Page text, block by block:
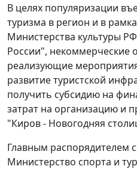
В целях популяризации
туризма в регион и в
Министерства культуры
России", некоммерческие
реализующие
развитие туристской
получить субсидию на
затрат на организацию и
"Киров - Новогодняя
Главным распорядителем
Министерство спорта и